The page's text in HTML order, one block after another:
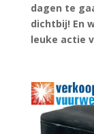
dagen te
dichtbij! En
leuke actie